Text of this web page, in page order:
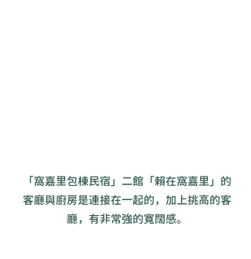
「窩嘉里包棟民宿」二館「賴在窩嘉里」的
客廳與廚房是連接在一起的，加上挑高的客
廳，有非常強的寬闊感。